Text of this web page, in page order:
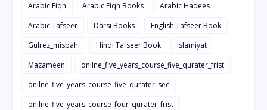
Arabic Fiqh
Arabic Fiqh Books
Arabic Hadees
Arabic Tafseer
Darsi Books
English Tafseer Book
Gulrez_misbahi
Hindi Tafseer Book
Islamiyat
Mazameen
onilne_five_years_course_five_qurater_frist
onilne_five_years_course_five_qurater_sec
onilne_five_years_course_four_qurater_frist